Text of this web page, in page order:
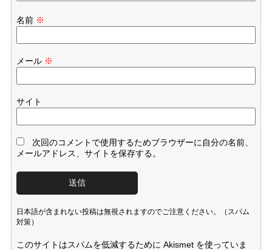
名前 ※
メール ※
サイト
次回のコメントで使用するためブラウザーに自分の名前、
メールアドレス、サイトを保存する。
日本語が含まれない投稿は無視されますのでご注意ください。（スパム
対策）
このサイトはスパムを低減するために Akismet を使っていま